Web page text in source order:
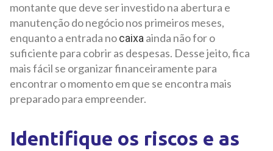
montante que deve ser investido na abertura e
manutenção do negócio nos primeiros meses,
enquanto a entrada nocaixaainda não for o
suficiente para cobrir as despesas. Desse jeito, fica
mais fácil se organizar financeiramente para
encontrar o momento em que se encontra mais
preparado para empreender.
Identifique os riscos e as